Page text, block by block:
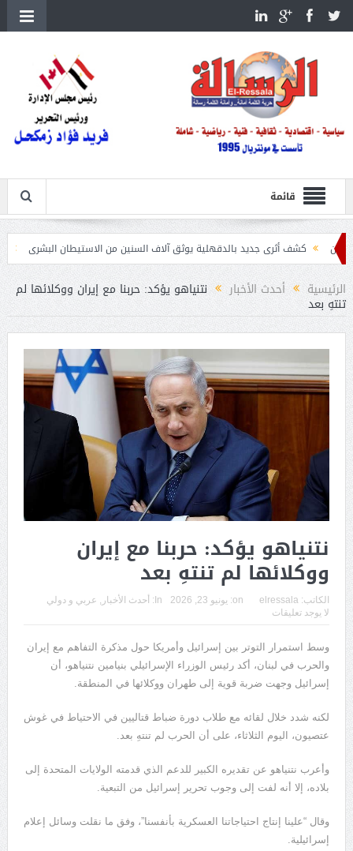
قائمة
أثرى جديد بالدقهلية يوثق آلاف السنين من الاستيطان البشرى اتحاد الكرة يطلب
الرئيسية أحدث الأخبار نتنياهو يؤكد: حربنا مع إيران ووكلائها لم
تنتهِ بعد
نتنياهو يؤكد: حربنا مع إيران
ووكلائها لم تنتهِ بعد
الكاتب: elressala
on: يونيو 23, 2026 In: أحدث الأخبار , عربي و دولي
لا يوجد تعليقات
وسط استمرار التوتر بين إسرائيل وأمريكا حول مذكرة التفاهم مع إيران
والحرب في لبنان، أكد رئيس الوزراء الإسرائيلي بنيامين نتنياهو، أن
إسرائيل وجهت ضربة قوية إلى طهران ووكلائها في المنطقة.
لكنه شدد خلال لقائه مع طلاب دورة ضباط قتاليين في الاحتياط في غوش
عتصيون، اليوم الثلاثاء، على أن الحرب لم تنتهِ بعد.
وأعرب نتنياهو عن تقديره الكبير للدعم الذي قدمته الولايات المتحدة إلى
بلاده، إلا أنه لفت إلى وجوب تحرير إسرائيل من التبعية.
وقال “علينا إنتاج احتياجاتنا العسكرية بأنفسنا”، وفق ما نقلت وسائل إعلام
إسرائيلية.